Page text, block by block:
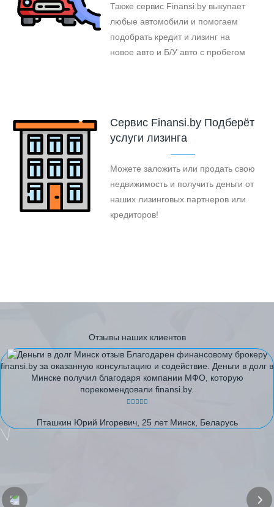
Также сервис Finansi.by выкупает
любые автомобили и помогаем
подобрать кредит и лизинг на
новое авто и Б/У авто с пробегом
Cервис Finansi.by Подберёт
услуги лизинга
Можете заложить или продать свою
недвижимость и получить деньги от
наших лизинговых партнеров или
кредиторов!
Отзывы наших клиентов
Благодарен финансовому брокеру
finansi.by за оказанную консультацию и содействие. Деньги в долг в
Минске получил благодаря компании МФО, которую
порекомендовали finansi.by.
Пташкин Юрий Игоревич, 25 лет Минск, Беларусь